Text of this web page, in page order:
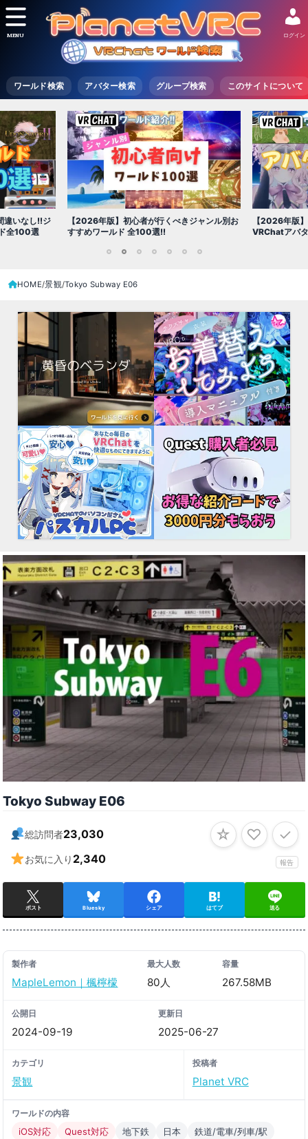
ワールド検索 アバター検索 グループ検索 このサイトについて
ログイン
MENU
ャンル別お
【2026年版】初心者必見!!無料で使える
VRChatアバター（アバターワールド紹介）
【2026年版
世界を味わえ
HOME 景観 Tokyo Subway E06
Tokyo Subway E06
総訪問者23,030
お気に入り 2,340 報告
☆ ♡ ✓
ポスト Bluesky シェア はてブ 送る
製作者
MapleLemon｜楓檸檬
最大人数
80人
容量
267.58MB
公開日
2024-09-19
更新日
2025-06-27
カテゴリ
景観
投稿者
Planet VRC
ワールドの内容
iOS対応 Quest対応 地下鉄 日本 鉄道/電車/列車/駅